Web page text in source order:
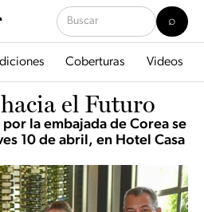
Coberturas Videos
el Futuro
la embajada de Corea se
10 de abril, en Hotel Casa